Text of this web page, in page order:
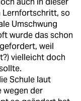
Lernfortschritt, so
Umschwung
wurde das schon
weil
vielleicht doch
Schule laut
wegen der